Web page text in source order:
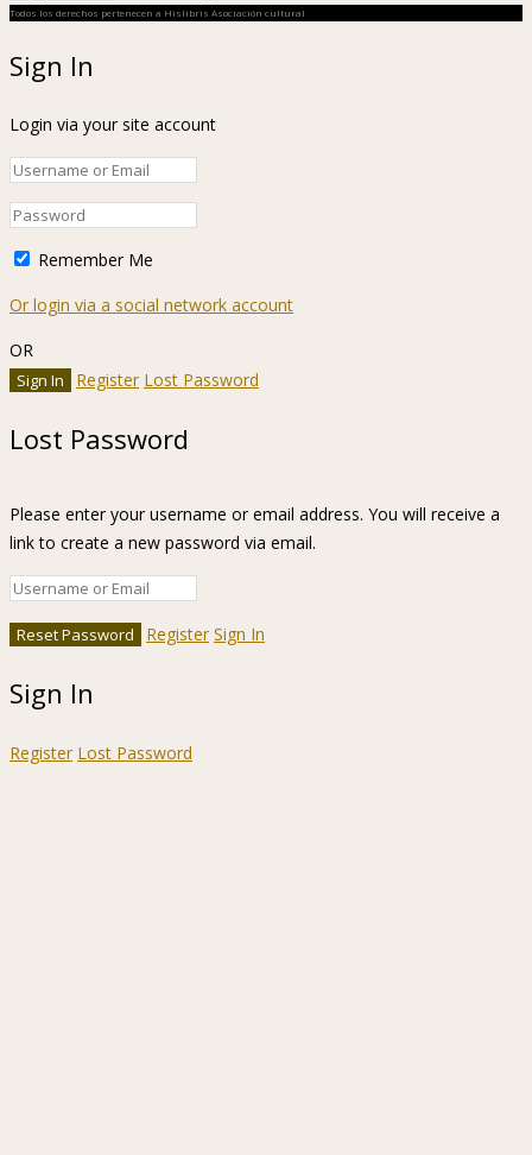
Todos los derechos pertenecen a Hislibris Asociación cultural
Sign In
Login via your site account
Remember Me
Or login via a social network account
OR
Register Lost Password
Lost Password
Please enter your username or email address. You will receive a
link to create a new password via email.
Register Sign In
Sign In
Register Lost Password